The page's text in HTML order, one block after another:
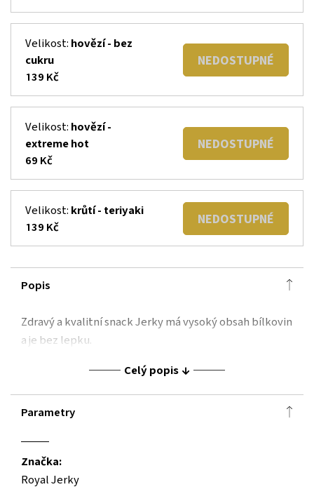
Velikost: hovězí - bez
cukru
139 Kč
NEDOSTUPNÉ
Velikost: hovězí -
extreme hot
69 Kč
NEDOSTUPNÉ
Velikost: krůtí - teriyaki
139 Kč
NEDOSTUPNÉ
Popis
Zdravý a kvalitní snack Jerky má vysoký obsah bílkovin
a je bez lepku.
Celý popis
Parametry
Značka:
Royal Jerky